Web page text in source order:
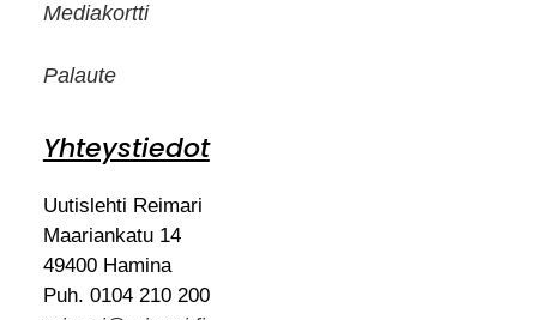
Mediakortti
Palaute
Yhteystiedot
Uutislehti Reimari
Maariankatu 14
49400 Hamina
Puh. 0104 210 200